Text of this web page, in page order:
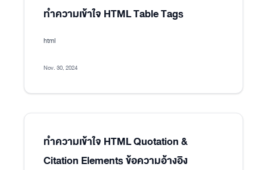
ทำความเข้าใจ HTML Table Tags
html
Nov. 30, 2024
ทำความเข้าใจ HTML Quotation &
Citation Elements ข้อความอ้างอิง